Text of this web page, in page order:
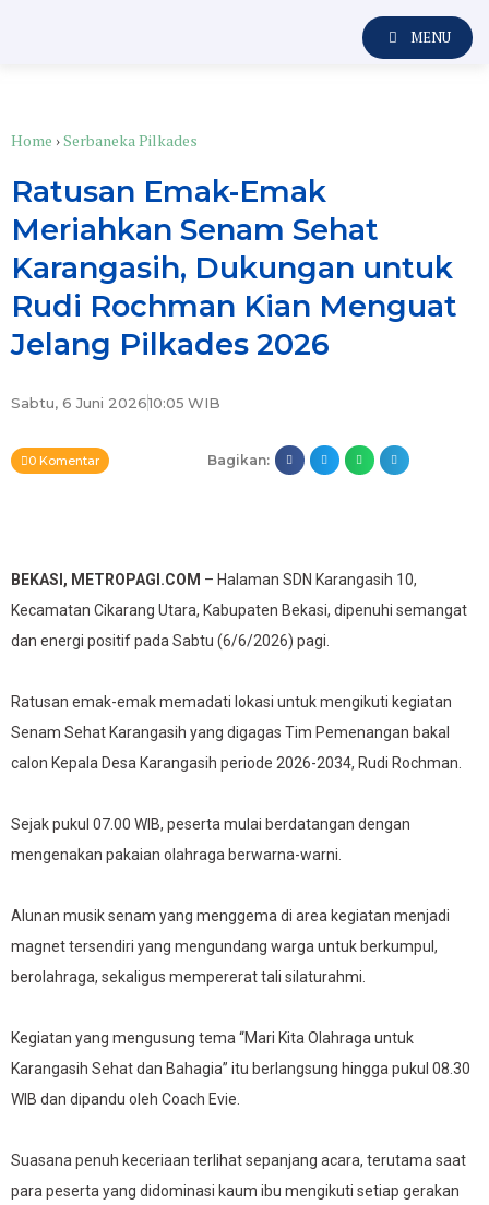
MENU
Home ›Serbaneka Pilkades
Ratusan Emak-Emak
Meriahkan Senam Sehat
Karangasih, Dukungan untuk
Rudi Rochman Kian Menguat
Jelang Pilkades 2026
Sabtu, 6 Juni 202610:05 WIB
0 Komentar Bagikan:
BEKASI, METROPAGI.COM – Halaman SDN Karangasih 10,
Kecamatan Cikarang Utara, Kabupaten Bekasi, dipenuhi semangat
dan energi positif pada Sabtu (6/6/2026) pagi.
Ratusan emak-emak memadati lokasi untuk mengikuti kegiatan
Senam Sehat Karangasih yang digagas Tim Pemenangan bakal
calon Kepala Desa Karangasih periode 2026-2034, Rudi Rochman.
Sejak pukul 07.00 WIB, peserta mulai berdatangan dengan
mengenakan pakaian olahraga berwarna-warni.
Alunan musik senam yang menggema di area kegiatan menjadi
magnet tersendiri yang mengundang warga untuk berkumpul,
berolahraga, sekaligus mempererat tali silaturahmi.
Kegiatan yang mengusung tema “Mari Kita Olahraga untuk
Karangasih Sehat dan Bahagia” itu berlangsung hingga pukul 08.30
WIB dan dipandu oleh Coach Evie.
Suasana penuh keceriaan terlihat sepanjang acara, terutama saat
para peserta yang didominasi kaum ibu mengikuti setiap gerakan